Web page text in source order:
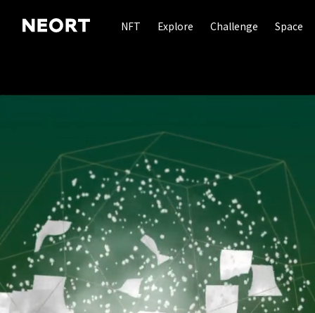
NFT Explore Challenge Space